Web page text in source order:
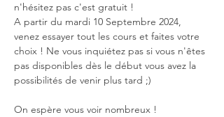
n'hésitez pas c'est gratuit !
A partir du mardi 10 Septembre 2024,
venez essayer tout les cours et faites votre
choix ! Ne vous inquiétez pas si vous n'êtes
pas disponibles dès le début vous avez la
possibilités de venir plus tard ;)
On espère vous voir nombreux !